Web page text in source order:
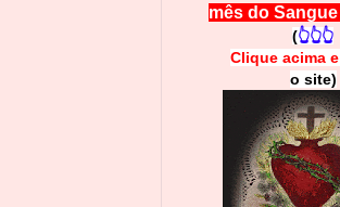
mês do
(👆👆👆
Clique acima e
o site)